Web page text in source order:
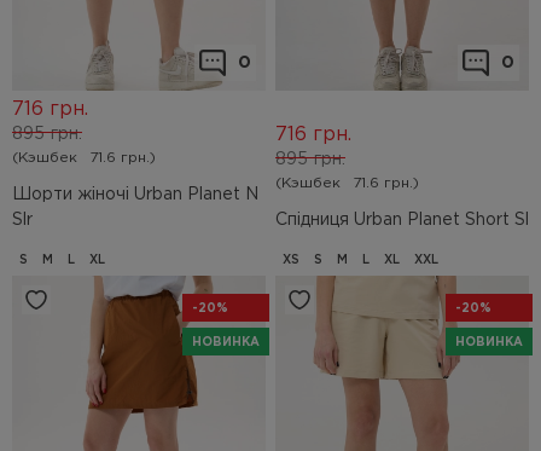
0
Шорти жіночі Urban Planet N
Slr
895 грн.
716 грн.
(Кэшбек 71.6 грн.)
S M L XL
0
Спідниця Urban Planet Short Sl
895 грн.
716 грн.
(Кэшбек 71.6 грн.)
XS S M L XL XXL
-20%
НОВИНКА
-20%
НОВИНКА